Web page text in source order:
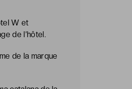
W et
de l’hôtel.
de la marque